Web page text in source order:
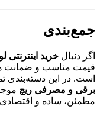
جمع‌بندی
اگر دنبال خرید اینترنتی
قیمت مناسب و ضمانت
است. در این دسته‌بندی
برقی و مصرفی ریچ
مطمئن، ساده و